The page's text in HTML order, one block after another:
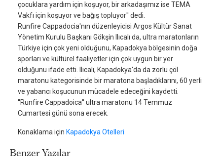
çocuklara yardım için koşuyor, bir arkadaşımız ise TEMA
Vakfı için koşuyor ve bağış topluyor'' dedi.
Runfire Cappadocia'nın düzenleyicisi Argos Kültür Sanat
Yönetim Kurulu Başkanı Gökşin Ilıcalı da, ultra maratonların
Türkiye için çok yeni olduğunu, Kapadokya bölgesinin doğa
sporları ve kültürel faaliyetler için çok uygun bir yer
olduğunu ifade etti. Ilıcalı, Kapadokya'da da zorlu çöl
maratonu kategorisinde bir maratona başladıklarını, 60 yerli
ve yabancı koşucunun mücadele edeceğini kaydetti.
''Runfire Cappadoica'' ultra maratonu 14 Temmuz
Cumartesi günü sona erecek.
Konaklama için Kapadokya Otelleri
Benzer Yazılar